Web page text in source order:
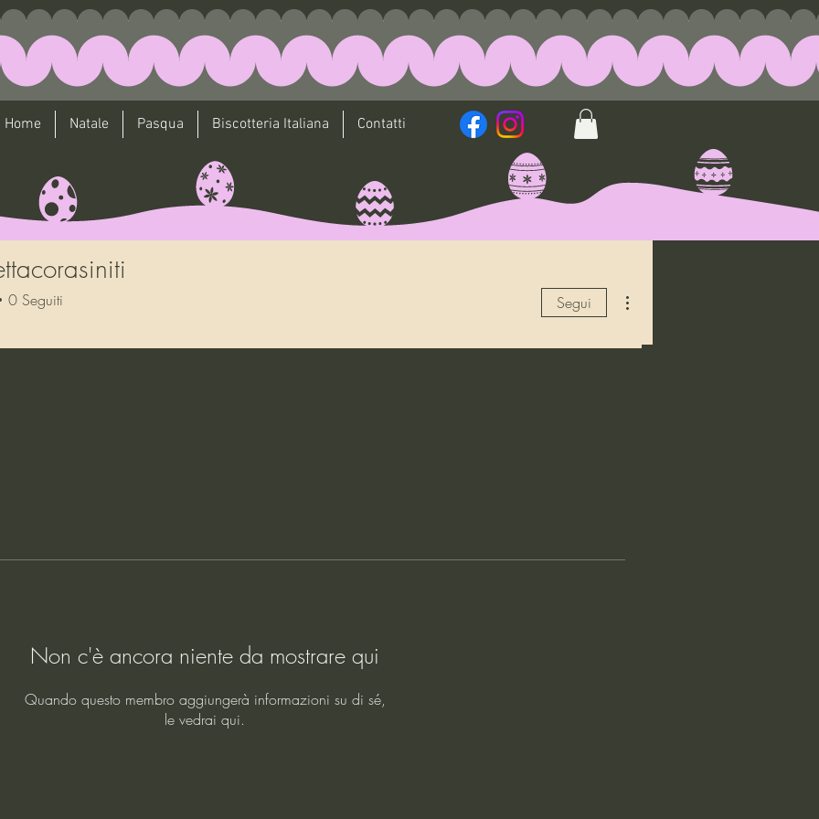
Home Natale Pasqua Biscotteria Italiana Contatti
Non c'è ancora niente da mostrare qui
Quando questo membro aggiungerà informazioni su di sé,
le vedrai qui.
0 Seguiti Segui